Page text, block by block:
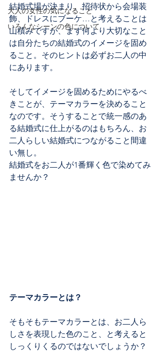
大人の女性の気になること
いろんなシーンの色について
結婚式場が決まり、招待状から会場装
飾、ドレスにブーケ…と考えることは
山積みですが、まず何より大切なこと
は自分たちの結婚式のイメージを固め
ること。そのヒントは必ずお二人の中
にあります。
そしてイメージを固めるためにやるべ
きことが、テーマカラーを決めること
なのです。そうすることで統一感のあ
る結婚式に仕上がるのはもちろん、お
二人らしい結婚式につながること間違
い無し。
結婚式をお二人が1番輝く色で染めてみ
ませんか？
テーマカラーとは？
そもそもテーマカラーとは、お二人ら
しさを表現した色のこと、と考えると
しっくりくるのではないでしょうか？